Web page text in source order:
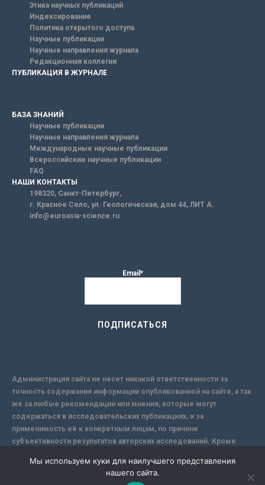
Этика научных публикаций
Индексирование
Политика открытого доступа
Научные публикации
Научные направления журнала
Редакционная коллегия
ПУБЛИКАЦИЯ В ЖУРНАЛЕ
БАЗА ЗНАНИЙ
Научные публикации
Научные направления журнала
Международные научные публикации
Всероссийские научные публикации
FAQ
НАШИ КОНТАКТЫ
198320, Санкт-Петербург,
г. Красное Село, ул. Геологическая, дом 44, ЛИТ А.
info@euroasia-science.ru
Email*
Администрация сайта не несет никакой ответственности за
точность содержания информации опубликованной на сайте, а так
же за любые рекомендации или мнения, которые могут
содержаться в исследовательских публикациях, и за
применимость её к конкретным лицам, по причине
субъективности результатов авторских исследований. Кроме
надежной защиты информации, Сайт не несет ответственности за
информацию, присылаемую через интернет.
Мы используем куки для наилучшего представления
нашего сайта.